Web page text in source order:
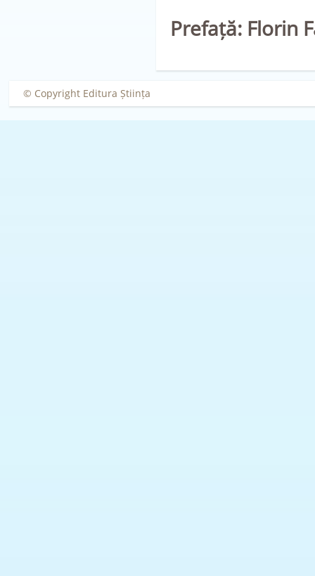
Prefață: Florin
© Copyright Editura Știința